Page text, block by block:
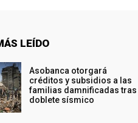
LEÍDO
Asobanca otorgará
créditos y subsidios a las
familias damnificadas tras
doblete sísmico